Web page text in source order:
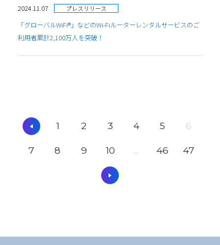
2024.11.07 プレスリリース
「グローバルWiFi®」などのWi-Fiルーターレンタルサービスのご
利用者累計2,100万人を突破！
1 2 3 4 5 6
7 8 9 10 ... 46 47